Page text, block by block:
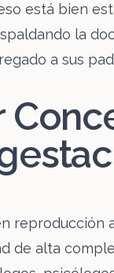
está bien
la
a sus
reproducción
de alta